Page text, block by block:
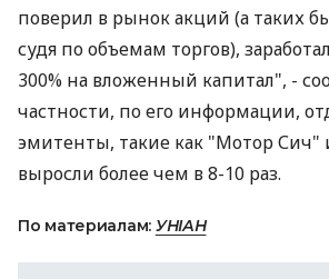
поверил в рынок акций (а таких
судя по объемам торгов),
300% на вложенный капитал", -
частности, по его информации,
эмитенты, такие как "Мотор
выросли более чем в 8-10 раз.
По материалам: УНІАН